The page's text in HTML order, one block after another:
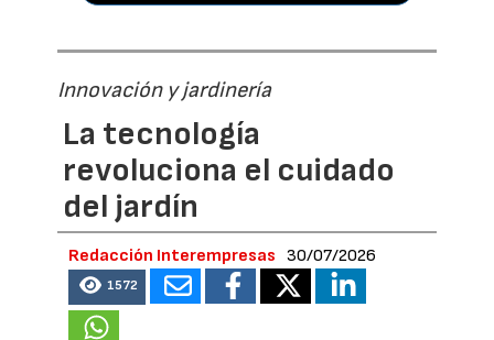
Innovación y jardinería
La tecnología
revoluciona el cuidado
del jardín
Redacción Interempresas 30/07/2026
1572